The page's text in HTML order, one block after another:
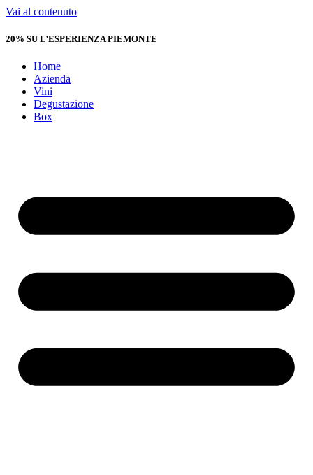
Vai al contenuto
20% SU L’ESPERIENZA PIEMONTE
Home
Azienda
Vini
Degustazione
Box